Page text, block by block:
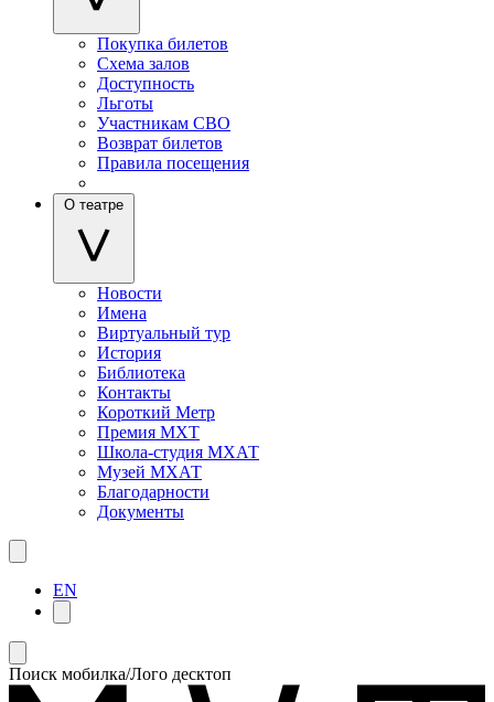
Покупка билетов
Схема залов
Доступность
Льготы
Участникам СВО
Возврат билетов
Правила посещения
О театре
Новости
Имена
Виртуальный тур
История
Библиотека
Контакты
Короткий Метр
Премия МХТ
Школа-студия МХАТ
Музей МХАТ
Благодарности
Документы
EN
Поиск мобилка/Лого десктоп